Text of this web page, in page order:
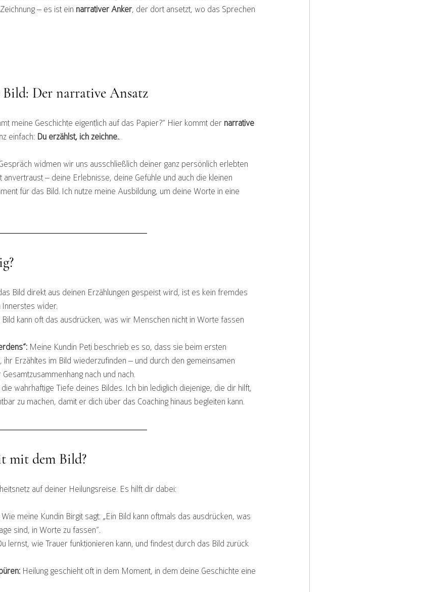
– es ist ein narrativer Anker, der dort ansetzt, wo das Sprechen
Bild: Der narrative Ansatz
meine Geschichte eigentlich auf das Papier?“ Hier kommt der narrative
einfach: Du erzählst, ich zeichne..
widmen wir uns ausschließlich deiner ganz persönlich erlebten
– deine Erlebnisse, deine Gefühle und auch die kleinen
für das Bild. Ich nutze meine Ausbildung, um deine Worte in eine
Bild direkt aus deinen Erzählungen gespeist wird, ist es kein fremdes
wider.
Bild kann oft das ausdrücken, was wir Menschen nicht in Worte fassen
Meine Kundin Peti beschrieb es so, dass sie beim ersten
Erzähltes im Bild wiederzufinden – und durch den gemeinsamen
nach und nach.
wahrhaftige Tiefe deines Bildes. Ich bin lediglich diejenige, die dir hilft,
zu machen, damit er dich über das Coaching hinaus begleiten kann.
mit dem Bild?
auf deiner Heilungsreise. Es hilft dir dabei:
Wie meine Kundin Birgit sagt: „Ein Bild kann oftmals das ausdrücken, was
sind, in Worte zu fassen“.
lernst, wie Trauer funktionieren kann, und findest durch das Bild zurück
Heilung geschieht oft in dem Moment, in dem deine Geschichte eine